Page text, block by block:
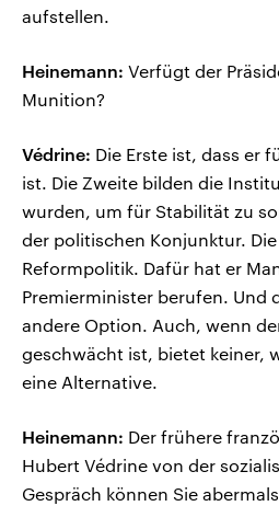
aufstellen.
Heinemann: Verfügt der
Munition?
Védrine: Die Erste ist, dass er
ist. Die Zweite bilden die
wurden, um für Stabilität zu
der politischen Konjunktur.
Reformpolitik. Dafür hat er
Premierminister berufen. Und
andere Option. Auch, wenn
geschwächt ist, bietet keiner,
eine Alternative.
Heinemann: Der frühere
Hubert Védrine von der
Gespräch können Sie